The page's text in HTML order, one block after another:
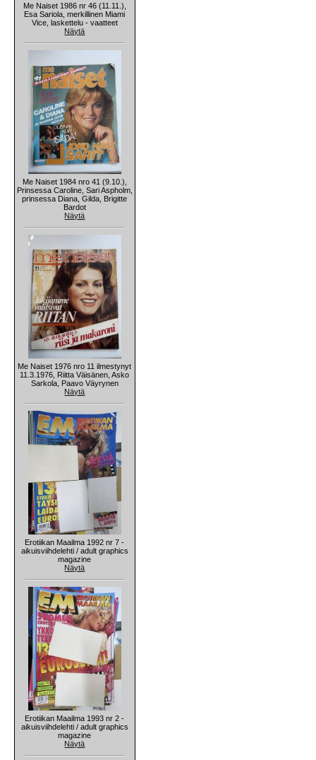
Me Naiset 1986 nr 46 (11.11.),
Esa Sariola, merkillinen Miami
Vice, laskettelu - vaatteet
Näytä
Me Naiset 1984 nro 41 (9.10.),
Prinsessa Caroline, Sari Aspholm,
prinsessa Diana, Gilda, Brigitte
Bardot
Näytä
Me Naiset 1976 nro 11 ilmestynyt
11.3.1976, Riitta Väisänen, Asko
Sarkola, Paavo Väyrynen
Näytä
Erotiikan Maailma 1992 nr 7 -
aikuisviihdelehti / adult graphics
magazine
Näytä
Erotiikan Maailma 1993 nr 2 -
aikuisviihdelehti / adult graphics
magazine
Näytä